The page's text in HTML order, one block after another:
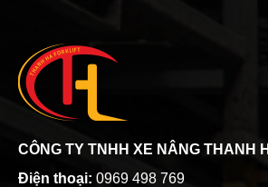
CÔNG TY TNHH XE NÂNG THANH
Điện thoại: 0969 498 769